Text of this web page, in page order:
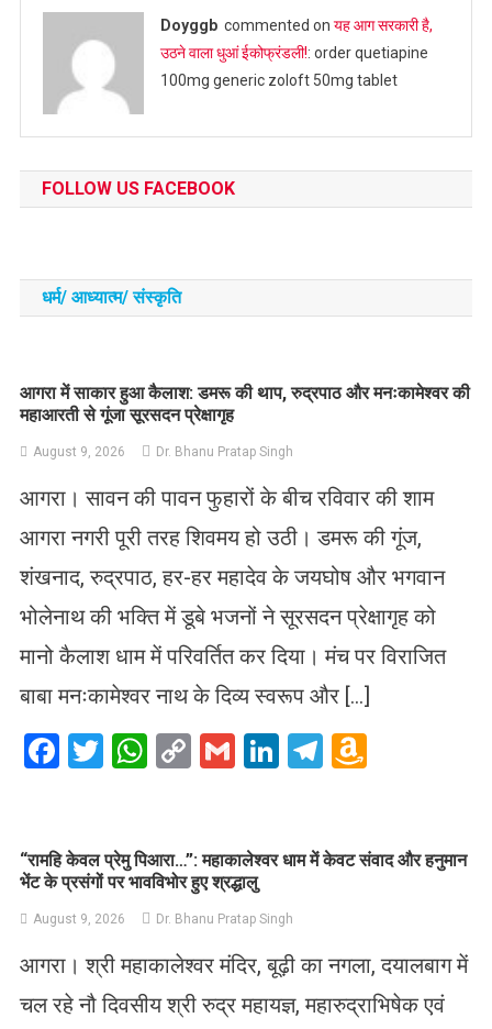
Doyggb commented onयह आग सरकारी है,
उठने वाला धुआं ईकोफ्रंडली!: order quetiapine
100mg generic zoloft 50mg tablet
FOLLOW US FACEBOOK
धर्म/ आध्‍यात्‍म/ संस्‍कृति
आगरा में साकार हुआ कैलाश: डमरू की थाप, रुद्रपाठ और मनःकामेश्वर की
महाआरती से गूंजा सूरसदन प्रेक्षागृह
August 9, 2026 Dr. Bhanu Pratap Singh
आगरा। सावन की पावन फुहारों के बीच रविवार की शाम
आगरा नगरी पूरी तरह शिवमय हो उठी। डमरू की गूंज,
शंखनाद, रुद्रपाठ, हर-हर महादेव के जयघोष और भगवान
भोलेनाथ की भक्ति में डूबे भजनों ने सूरसदन प्रेक्षागृह को
मानो कैलाश धाम में परिवर्तित कर दिया। मंच पर विराजित
बाबा मनःकामेश्वर नाथ के दिव्य स्वरूप और […]
Facebook
Twitter
WhatsApp
CopyGmailLinkedIn
Telegram
​“रामहि केवल प्रेमु पिआरा…”: महाकालेश्वर धाम में केवट संवाद और हनुमान
भेंट के प्रसंगों पर भावविभोर हुए श्रद्धालु
August 9, 2026 Dr. Bhanu Pratap Singh
आगरा। श्री महाकालेश्वर मंदिर, बूढ़ी का नगला, दयालबाग में
चल रहे नौ दिवसीय श्री रुद्र महायज्ञ, महारुद्राभिषेक एवं